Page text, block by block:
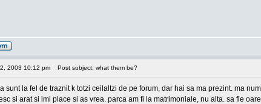
2003 10:12 pm Post subject: what them be?
sunt la fel de traznit k totzi ceilaltzi de pe forum, dar hai sa ma prezint. ma
si arat si imi place si as vrea. parca am fi la matrimoniale, nu alta. sa fie